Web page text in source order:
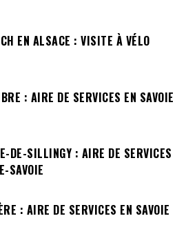
EN ALSACE : VISITE À VÉLO
: AIRE DE SERVICES EN SAVOIE
DE-SILLINGY : AIRE DE SERVICES
SAVOIE
: AIRE DE SERVICES EN SAVOIE